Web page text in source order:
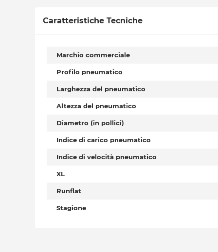
Caratteristiche Tecniche
Marchio commerciale
Profilo pneumatico
Larghezza del pneumatico
Altezza del pneumatico
Diametro (in pollici)
Indice di carico pneumatico
Indice di velocità pneumatico
XL
Runflat
Stagione